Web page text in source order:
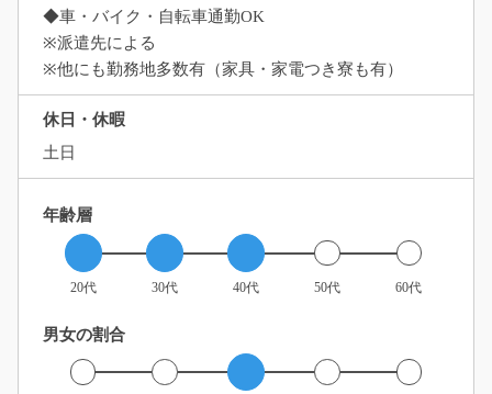
◆車・バイク・自転車通勤OK
※派遣先による
※他にも勤務地多数有（家具・家電つき寮も有）
休日・休暇
土日
年齢層
20代 30代 40代 50代 60代
男女の割合